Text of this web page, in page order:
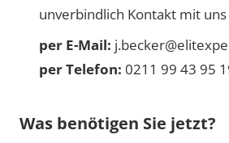
unverbindlich Kontakt mit
per E-Mail:
per Telefon: 0211 99 43 95
Was benötigen Sie jetzt?